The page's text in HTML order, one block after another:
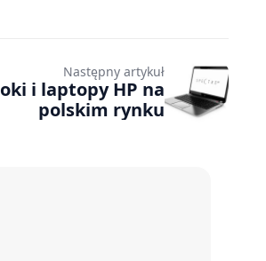
Następny artykuł
i laptopy HP na
polskim rynku